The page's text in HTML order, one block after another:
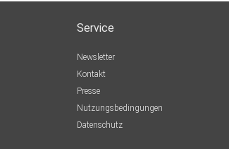
Service
Newsletter
Kontakt
Presse
Nutzungsbedingungen
Datenschutz